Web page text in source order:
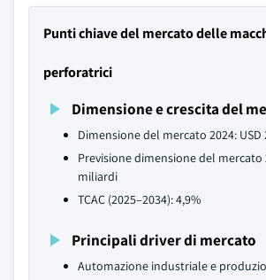
Punti chiave del mercato delle
perforatrici
Dimensione e crescita del
Dimensione del mercato 2024:
Previsione dimensione del mercato
miliardi
TCAC (2025–2034): 4,9%
Principali driver di mercato
Automazione industriale e